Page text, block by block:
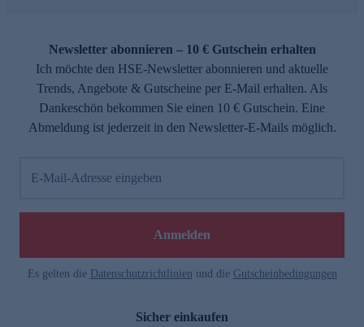
Newsletter abonnieren – 10 € Gutschein erhalten
Ich möchte den HSE-Newsletter abonnieren und aktuelle
Trends, Angebote & Gutscheine per E-Mail erhalten. Als
Dankeschön bekommen Sie einen 10 € Gutschein. Eine
Abmeldung ist jederzeit in den Newsletter-E-Mails möglich.
E-Mail-Adresse eingeben
Anmelden
Es gelten die Datenschutzrichtlinien und die Gutscheinbedingungen
Sicher einkaufen